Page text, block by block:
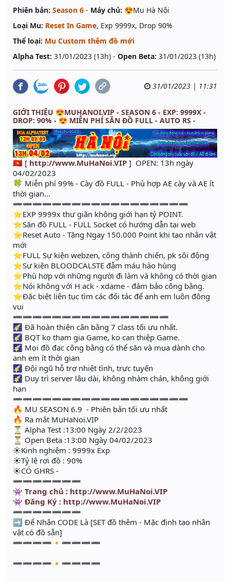
Phiên bản: Season 6 - Máy chủ: 😍Mu Hà Nội
Loại Mu: Reset In Game, Exp 9999x, Drop 90%
Thể loại: Mu Custom thêm đồ mới
Alpha Test: 31/01/2023 (13h) - Open Beta: 31/01/2023 (13h)
31/01/2023 | 11:31
GIỚI THIỆU 😍MUHANOI.VIP - SEASON 6 - EXP: 9999X -
DROP: 90% - 😍 MIỄN PHÍ SĂN ĐỒ FULL - AUTO RS -
🇻🇳 [ http://www.MuHaNoi.VIP ] OPEN: 13h ngày
04/02/2023
🍀 Miễn phí 99% - Cày đồ FULL - Phù hợp AE cày và AE ít
thời gian...
➖➖➖➖➖➖➖➖➖➖➖➖➖➖➖➖➖➖
⭐️EXP 9999x thư giãn không giới hạn tỷ POINT.
⭐️Săn đồ FULL - FULL Socket có hướng dẫn tại web
⭐️Reset Auto - Tặng Ngay 150.000 Point khi tạo nhân vật
mới
⭐️FULL Sự kiện webzen, công thành chiến, pk sôi động
⭐️Sự kiện BLOODCALSTE đẫm máu hào hùng
⭐️Phù hợp với những người đi làm và không có thời gian
⭐️Nói không với H ack - xdame - đảm bảo công bằng.
⭐️Đặc biệt liên tục tìm các đối tác để anh em luôn đông
vui
➖➖➖➖➖➖➖➖➖➖➖➖➖➖➖➖
🌠 Đã hoàn thiện cân bằng 7 class tối ưu nhất.
🌠 BQT ko tham gia Game, ko can thiệp Game.
🌠 Mọi đồ đạc công bằng có thể săn và mua dành cho
anh em ít thời gian
🌠 Đội ngũ hỗ trợ nhiệt tình, trực tuyến
🌠 Duy trì server lâu dài, không nhàm chán, không giới
hạn
➖➖➖➖➖➖➖➖➖➖➖➖➖➖➖➖➖➖
🔥 MU SEASON 6.9 - Phiên bản tối ưu nhất
🔥 Ra mắt MuHaNoi.VIP
⏳ Alpha Test :13:00 Ngày 2/2/2023
⏳ Open Beta :13:00 Ngày 04/02/2023
☀️Kinh nghiệm : 9999x Exp
☀️Tỷ lệ rơi đồ : 90%
☀️CÓ GHRS -
➖➖➖➖➖➖➖
👾 Trang chủ : http://www.MuHaNoi.VIP
👾 Đăng Ký : http://www.MuHaNoi.VIP
➖➖➖➖➖➖➖
➡ Để Nhận CODE Là [SET đồ thêm - Mặc định tạo nhân
vật có đồ sẵn]
➖➖➖➖🔸➖➖➖➖
➖➖➖➖🔸➖➖➖➖